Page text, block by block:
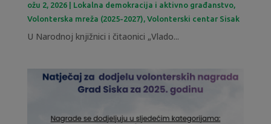
ožu 2, 2026| Lokalna demokracija i aktivno građanstvo,
Volonterska mreža (2025-2027), Volonterski centar Sisak
U Narodnoj knjižnici i čitaonici „Vlado...